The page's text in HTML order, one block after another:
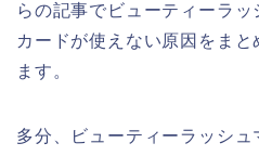
らの記事でビューティーラッ
カードが使えない原因をまと
ます。
多分、ビューティーラッシ